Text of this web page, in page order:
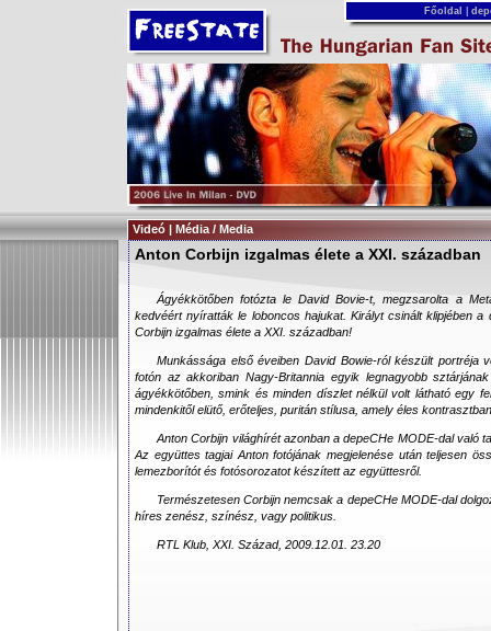
Főoldal
Videó | Média / Media
Anton Corbijn izgalmas élete a XXI. században
Ágyékkötőben fotózta le David Bovie-t, megzsarolta a
kedvéért nyíratták le loboncos hajukat. Királyt csinált klipjében a
Corbijn izgalmas élete a XXI. században!
Munkássága első éveiben David Bowie-ról készült portréja
fotón az akkoriban Nagy-Britannia egyik legnagyobb
ágyékkötőben, smink és minden díszlet nélkül volt látható egy
mindenkitől elütő, erőteljes, puritán stílusa, amely éles
Anton Corbijn világhírét azonban a depeCHe MODE-dal való
Az együttes tagjai Anton fotójának megjelenése után teljesen
lemezborítót és fotósorozatot készített az együttesről.
Természetesen Corbijn nemcsak a depeCHe MODE-dal
híres zenész, színész, vagy politikus.
RTL Klub, XXI. Század, 2009.12.01. 23.20